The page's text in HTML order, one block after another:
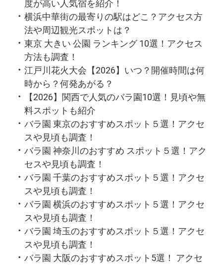
度が高い人気宿を紹介！
横浜中華街の最寄りの駅はどこ？アクセス方
法や周辺観光スポットは？
東京 大きい 公園 ランキング 10選！アクセス
方法も調査！
江戸川花火大会【2026】いつ？開催時間は何
時から？何発あがる？
【2026】関西で人気のバラ園10選！見頃や無
料スポットも紹介
バラ園 東京のおすすめスポット５選！アクセ
スや見頃も調査！
バラ園 神奈川のおすすめ スポット５選！アク
セスや見頃も調査！
バラ園 千葉のおすすめスポット５選！アクセ
スや見頃も調査！
バラ園 横浜のおすすめスポット５選！アクセ
スや見頃も調査！
バラ園 埼玉のおすすめスポット５選！アクセ
スや見頃も調査！
バラ園 大阪のおすすめスポット5選！ アクセ